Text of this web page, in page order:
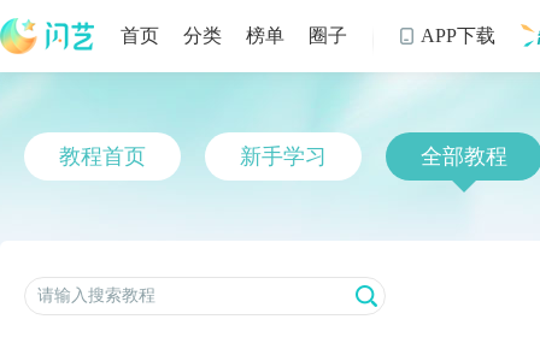
首页 分类 榜单 圈子  APP下载
教程首页 新手学习 全部教程